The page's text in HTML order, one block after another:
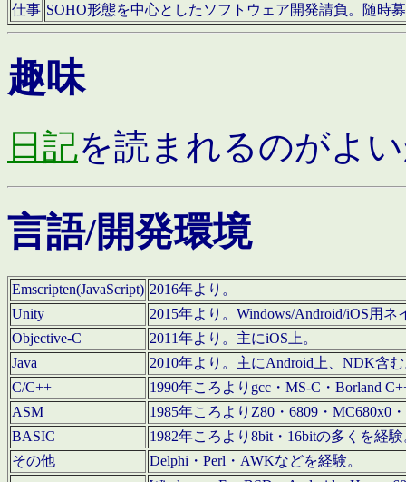
仕事 SOHO形態を中心としたソフトウェア開発請負。随時
趣味
日記を読まれるのがよ
言語/開発環境
Emscripten(JavaScript) 2016年より。
Unity
2015年より。Windows/Android/iOS用
Objective-C
2011年より。主にiOS上。
Java
2010年より。主にAndroid上、NDK含
C/C++
1990年ころよりgcc・MS-C・Borland
ASM
1985年ころよりZ80・6809・MC680x0
BASIC
1982年ころより8bit・16bitの多くを経
その他
Delphi・Perl・AWKなどを経験。